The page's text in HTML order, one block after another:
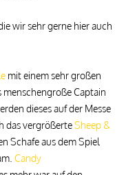
wir sehr gerne hier auch
mit einem sehr großen
Captain
dieses auf der Messe
das vergrößerteSheep &
Schafe aus dem Spiel
Candy